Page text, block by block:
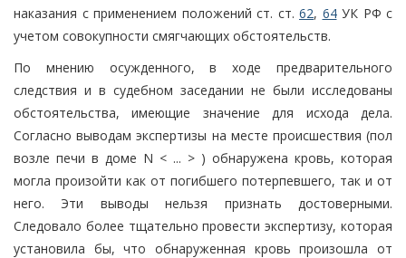
наказания с применением положений ст. ст. 62, 64УК РФ с
учетом совокупности смягчающих обстоятельств.
По мнению осужденного, в ходе предварительного
следствия и в судебном заседании не были исследованы
обстоятельства, имеющие значение для исхода дела.
Согласно выводам экспертизы на месте происшествия (пол
возле печи в доме N < ... > ) обнаружена кровь, которая
могла произойти как от погибшего потерпевшего, так и от
него. Эти выводы нельзя признать достоверными.
Следовало более тщательно провести экспертизу, которая
установила бы, что обнаруженная кровь произошла от